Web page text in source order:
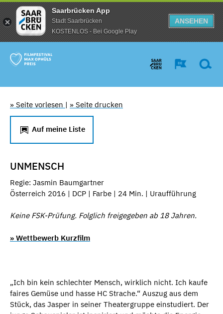
Saarbrücken App
Stadt Saarbrücken
KOSTENLOS - Bei Google Play
ANSEHEN
» Seite vorlesen | » Seite drucken
Auf meine Liste
UNMENSCH
Regie: Jasmin Baumgartner
Österreich 2016 | DCP | Farbe | 24 Min. | Uraufführung
Keine FSK-Prüfung. Folglich freigegeben ab 18 Jahren.
» Wettbewerb Kurzfilm
„Ich bin kein schlechter Mensch, wirklich nicht. Ich kaufe
faires Gemüse und hasse HC Strache.“ Auszug aus dem
Stück, das Jasper in seiner Theatergruppe einstudiert. Der